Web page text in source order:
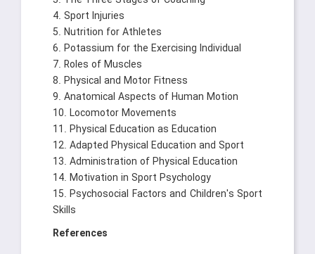
4. Sport Injuries
5. Nutrition for Athletes
6. Potassium for the Exercising Individual
7. Roles of Muscles
8. Physical and Motor Fitness
9. Anatomical Aspects of Human Motion
10. Locomotor Movements
11. Physical Education as Education
12. Adapted Physical Education and Sport
13. Administration of Physical Education
14. Motivation in Sport Psychology
15. Psychosocial Factors and Children's Sport
Skills
References